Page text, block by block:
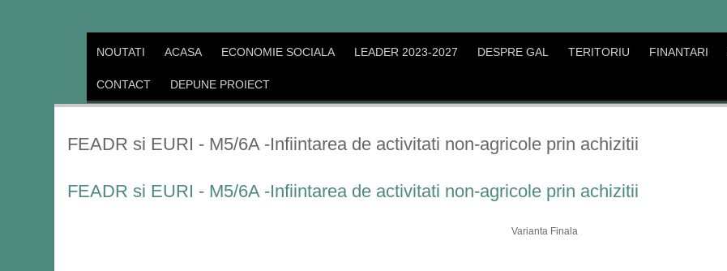
NOUTATI ACASA ECONOMIE SOCIALA LEADER 2023-2027 DESPRE GAL TERITORIU FINANTARI
CONTACT DEPUNE PROIECT
FEADR si EURI - M5/6A -Infiintarea de activitati non-agricole prin achizitii
FEADR si EURI - M5/6A -Infiintarea de activitati non-agricole prin achizitii
Varianta Finala